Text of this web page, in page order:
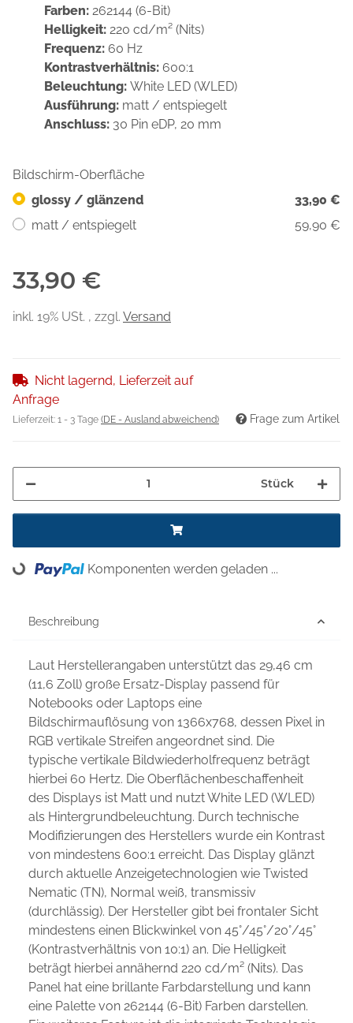
Farben: 262144 (6-Bit)
Helligkeit: 220 cd/m² (Nits)
Frequenz: 60 Hz
Kontrastverhältnis: 600:1
Beleuchtung: White LED (WLED)
Ausführung: matt / entspiegelt
Anschluss: 30 Pin eDP, 20 mm
Bildschirm-Oberfläche
glossy / glänzend
33,90 €
matt / entspiegelt
59,90 €
33,90 €
inkl. 19% USt. , zzgl. Versand
Nicht lagernd, Lieferzeit auf
Anfrage
Lieferzeit: 1 - 3 Tage (DE - Ausland abweichend) Frage zum Artikel
Stück
Loading... Komponenten werden geladen ...
Beschreibung
Laut Herstellerangaben unterstützt das 29,46 cm
(11,6 Zoll) große Ersatz-Display passend für
Notebooks oder Laptops eine
Bildschirmauflösung von 1366x768, dessen Pixel in
RGB vertikale Streifen angeordnet sind. Die
typische vertikale Bildwiederholfrequenz beträgt
hierbei 60 Hertz. Die Oberflächenbeschaffenheit
des Displays ist Matt und nutzt White LED (WLED)
als Hintergrundbeleuchtung. Durch technische
Modifizierungen des Herstellers wurde ein Kontrast
von mindestens 600:1 erreicht. Das Display glänzt
durch aktuelle Anzeigetechnologien wie Twisted
Nematic (TN), Normal weiß, transmissiv
(durchlässig). Der Hersteller gibt bei frontaler Sicht
mindestens einen Blickwinkel von 45°/45°/20°/45°
(Kontrastverhältnis von 10:1) an. Die Helligkeit
beträgt hierbei annähernd 220 cd/m² (Nits). Das
Panel hat eine brillante Farbdarstellung und kann
eine Palette von 262144 (6-Bit) Farben darstellen.